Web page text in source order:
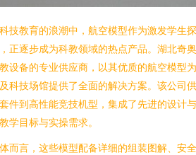
技教育的浪潮中，航空模型作为激发学生
正逐步成为科教领域的热点产品。湖北奇
设备的专业供应商，以其优质的航空模型
科技场馆提供了全面的解决方案。该公司
件到高性能竞技机型，集成了先进的设计
学目标与实操需求。
而言，这些模型配备详细的组装图解、安